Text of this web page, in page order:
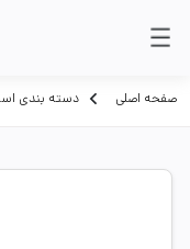
صفحه اصلی دسته بندی